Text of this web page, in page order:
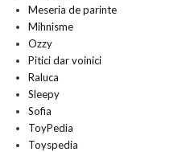
Meseria de parinte
Mihnisme
Ozzy
Pitici dar voinici
Raluca
Sleepy
Sofia
ToyPedia
Toyspedia